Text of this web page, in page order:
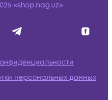
«shop.nag.uz»
персональных данных